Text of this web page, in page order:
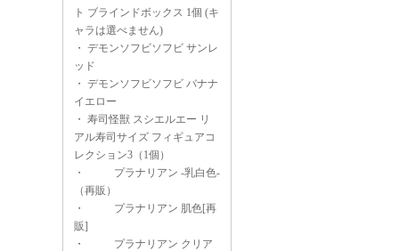
ト ブラインドボックス 1個 (キ
ャラは選べません)
・ デモンソフビソフビ サンレ
ッド
・ デモンソフビソフビ バナナ
イエロー
・ 寿司怪獣 スシエルエー リ
アル寿司サイズ フィギュアコ
レクション3（1個）
・
プラナリアン -乳白色-
（再販）
・
プラナリアン 肌色[再
販]
・
プラナリアン クリア